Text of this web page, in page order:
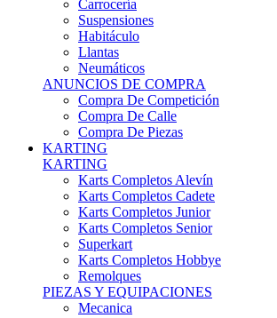
Carrocería
Suspensiones
Habitáculo
Llantas
Neumáticos
ANUNCIOS DE COMPRA
Compra De Competición
Compra De Calle
Compra De Piezas
KARTING
KARTING
Karts Completos Alevín
Karts Completos Cadete
Karts Completos Junior
Karts Completos Senior
Superkart
Karts Completos Hobbye
Remolques
PIEZAS Y EQUIPACIONES
Mecanica